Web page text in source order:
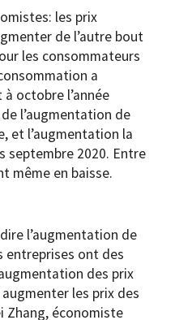
les prix
de l’autre bout
les consommateurs
a
octobre l’année
l’augmentation de
et l’augmentation la
septembre 2020. Entre
même en baisse.
l’augmentation de
entreprises ont des
des prix
les prix des
Zhang, économiste